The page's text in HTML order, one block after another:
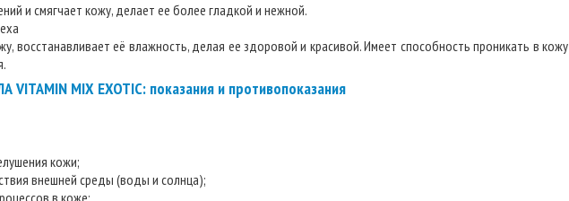
и смягчает кожу, делает ее более гладкой и нежной.
восстанавливает её влажность, делая ее здоровой и красивой. Имеет способность проникать в кожу
MIX EXOTIC: показания и противопоказания
кожи;
внешней среды (воды и солнца);
в коже;